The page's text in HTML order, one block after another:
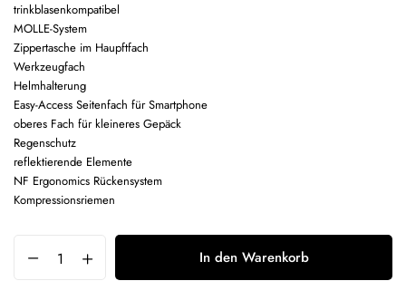
trinkblasenkompatibel
MOLLE-System
Zippertasche im Haupftfach
Werkzeugfach
Helmhalterung
Easy-Access Seitenfach für Smartphone
oberes Fach für kleineres Gepäck
Regenschutz
reflektierende Elemente
NF Ergonomics Rückensystem
Kompressionsriemen
In den Warenkorb